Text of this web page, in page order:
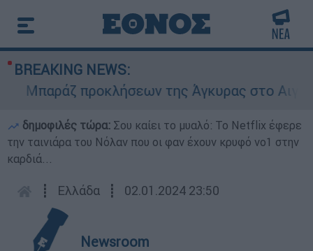
BREAKING NEWS:
Μπαράζ προκλήσεων της Άγκυρας στο Αιγαίο:
δημοφιλές τώρα: Σου καίει το μυαλό: Το Netflix έφερε
την ταινιάρα του Νόλαν που οι φαν έχουν κρυφό νο1 στην
καρδιά...
┋ Ελλάδα ┋ 02.01.2024 23:50
Newsroom